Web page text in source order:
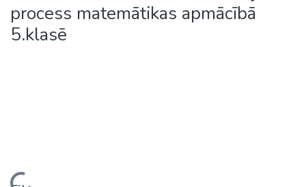
process matemātikas apmācībā
5.klasē